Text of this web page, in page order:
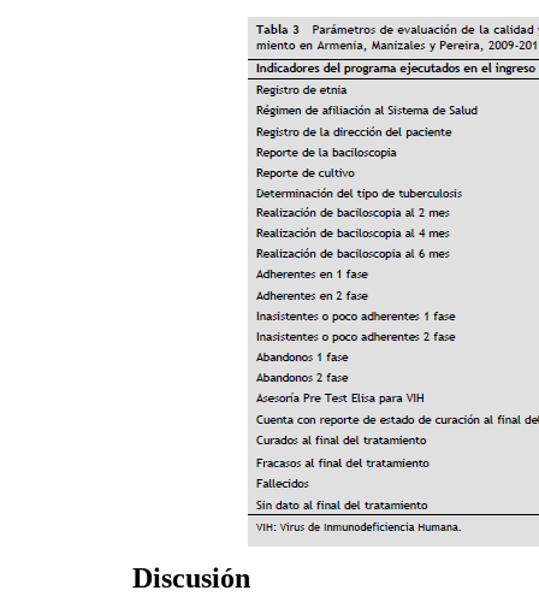
Discusión